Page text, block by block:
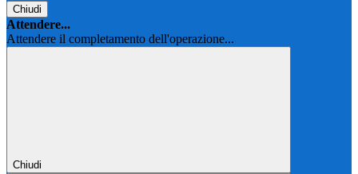
Chiudi
Attendere...
Attendere il completamento dell'operazione...
Chiudi